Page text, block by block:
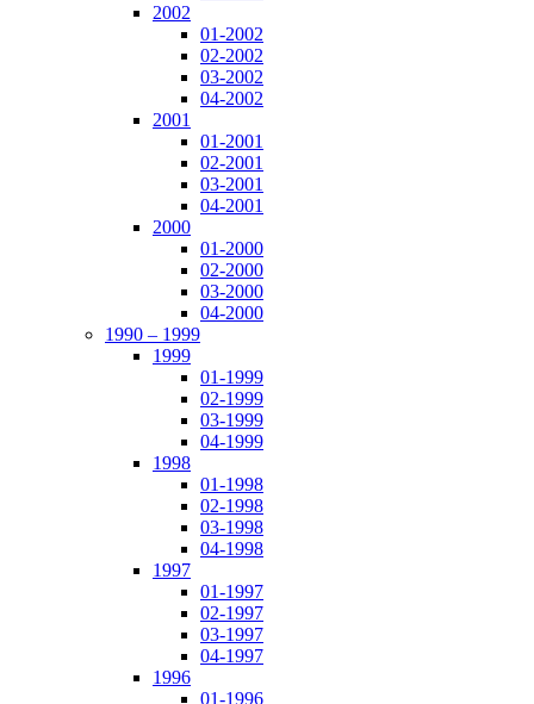
2002
01-2002
02-2002
03-2002
04-2002
2001
01-2001
02-2001
03-2001
04-2001
2000
01-2000
02-2000
03-2000
04-2000
1990 – 1999
1999
01-1999
02-1999
03-1999
04-1999
1998
01-1998
02-1998
03-1998
04-1998
1997
01-1997
02-1997
03-1997
04-1997
1996
01-1996